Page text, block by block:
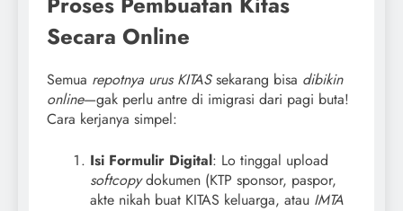
Secara Online
Semua repotnya urus KITASsekarang bisa dibikin
online—gak perlu antre di imigrasi dari pagi buta!
Cara kerjanya simpel:
Isi Formulir Digital: Lo tinggal upload
softcopydokumen (KTP sponsor, paspor,
akte nikah buat KITAS keluarga, atau IMTA